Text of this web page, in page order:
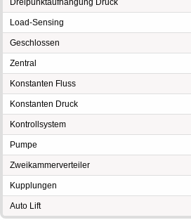
Dreipunktaufhängung Druck
Load-Sensing
Geschlossen
Zentral
Konstanten Fluss
Konstanten Druck
Kontrollsystem
Pumpe
Zweikammerverteiler
Kupplungen
Auto Lift